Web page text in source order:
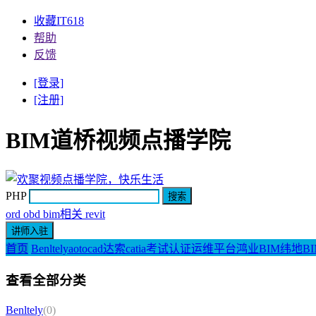
收藏IT618
帮助
反馈
[登录]
[注册]
BIM道桥视频点播学院
PHP
ord obd bim相关 revit
首页 Benltelyaotocad达索catia考试认证运维平台鸿业BIM纬地
查看全部分类
Benltely(0)